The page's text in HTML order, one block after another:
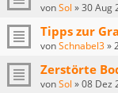
vonSol »30 Aug
Tipps zur
vonSchnabel3»
Zerstörte
vonSol »08 Dez